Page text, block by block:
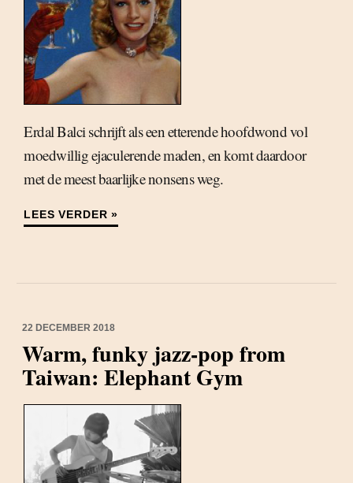
Erdal Balci schrijft als een etterende hoofdwond vol
moedwillig ejaculerende maden, en komt daardoor
met de meest baarlijke nonsens weg.
LEES VERDER »
22 DECEMBER 2018
Warm, funky jazz-pop from
Taiwan: Elephant Gym